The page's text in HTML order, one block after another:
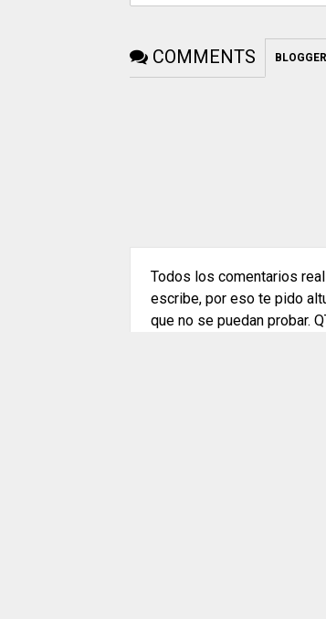
COMMENTS BLOGGER
Todos los comentarios
escribe, por eso te pido
que no se puedan probar.